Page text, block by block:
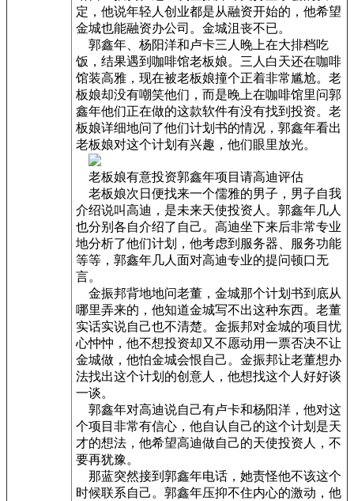
定，他说年轻人创业都是从融资开始的，他希望
金城也能融资办公司。金城沮丧不已。
郭鑫年、杨阳洋和卢卡三人晚上在大排档吃
饭，结果遇到咖啡馆老板娘。三人白天还在咖啡
馆装高雅，现在被老板娘撞个正着非常尴尬。老
板娘却没有嘲笑他们，而是晚上在咖啡馆里问郭
鑫年他们正在做的这款软件有没有找到投资。老
板娘详细地问了他们计划书的情况，郭鑫年看出
老板娘对这个计划有兴趣，他们眼里放光。
老板娘有意投资郭鑫年项目请高迪评估
老板娘次日便找来一个儒雅的男子，男子自我
介绍说叫高迪，是未来天使投资人。郭鑫年几人
也分别各自介绍了自己。高迪坐下来后非常专业
地分析了他们计划，他考虑到服务器、服务功能
等等，郭鑫年几人面对高迪专业的提问顿口无
言。
金振邦背地地问老董，金城那个计划书到底从
哪里弄来的，他知道金城写不出这种东西。老董
实话实说自己也不清楚。金振邦对金城的项目忧
心忡忡，他不想投资却又不愿动用一票否决不让
金城做，他怕金城会恨自己。金振邦让老董想办
法找出这个计划的创意人，他想找这个人好好谈
一谈。
郭鑫年对高迪说自己有卢卡和杨阳洋，他对这
个项目非常有信心，他自认自己的这个计划是天
才的想法，他希望高迪做自己的天使投资人，不
要再犹豫。
那蓝突然接到郭鑫年电话，她责怪他不该这个
时候联系自己。郭鑫年压抑不住内心的激动，他